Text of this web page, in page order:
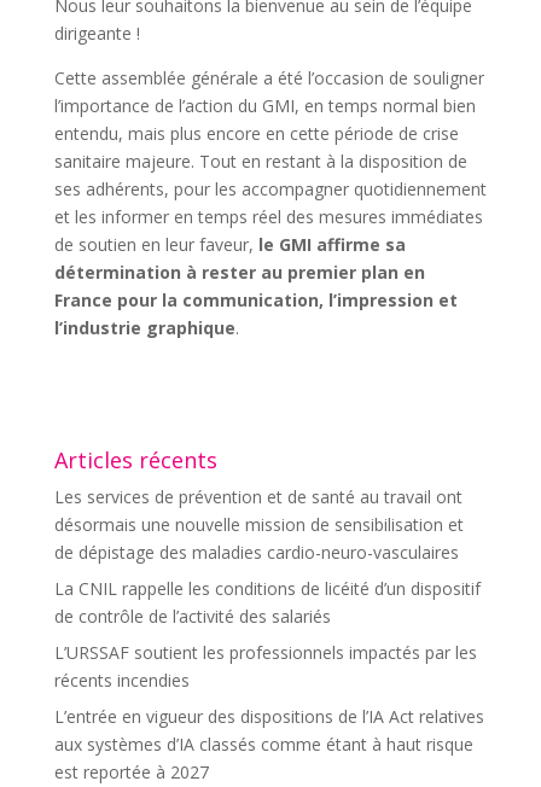
Nous leur souhaitons la bienvenue au sein de l’équipe
dirigeante !
Cette assemblée générale a été l’occasion de souligner
l’importance de l’action du GMI, en temps normal bien
entendu, mais plus encore en cette période de crise
sanitaire majeure. Tout en restant à la disposition de
ses adhérents, pour les accompagner quotidiennement
et les informer en temps réel des mesures immédiates
de soutien en leur faveur, le GMI affirme sa
détermination à rester au premier plan en
France pour la communication, l’impression et
l’industrie graphique.
Articles récents
Les services de prévention et de santé au travail ont
désormais une nouvelle mission de sensibilisation et
de dépistage des maladies cardio-neuro-vasculaires
La CNIL rappelle les conditions de licéité d’un dispositif
de contrôle de l’activité des salariés
L’URSSAF soutient les professionnels impactés par les
récents incendies
L’entrée en vigueur des dispositions de l’IA Act relatives
aux systèmes d’IA classés comme étant à haut risque
est reportée à 2027